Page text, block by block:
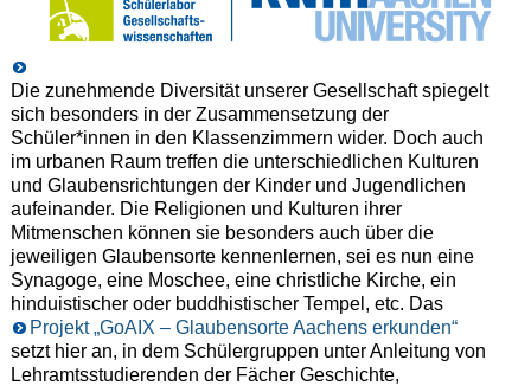
Die zunehmende Diversität unserer Gesellschaft spiegelt
sich besonders in der Zusammensetzung der
Schüler*innen in den Klassenzimmern wider. Doch auch
im urbanen Raum treffen die unterschiedlichen Kulturen
und Glaubensrichtungen der Kinder und Jugendlichen
aufeinander. Die Religionen und Kulturen ihrer
Mitmenschen können sie besonders auch über die
jeweiligen Glaubensorte kennenlernen, sei es nun eine
Synagoge, eine Moschee, eine christliche Kirche, ein
hinduistischer oder buddhistischer Tempel, etc. Das
Projekt „GoAIX – Glaubensorte Aachens erkunden“
setzt hier an, in dem Schülergruppen unter Anleitung von
Lehramtsstudierenden der Fächer Geschichte,